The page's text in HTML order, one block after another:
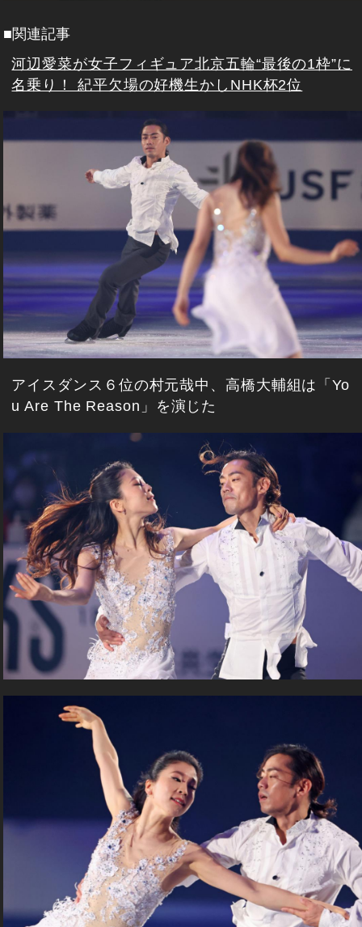
■関連記事
河辺愛菜が女子フィギュア北京五輪“最後の1枠”に
名乗り！ 紀平欠場の好機生かしNHK杯2位
アイスダンス６位の村元哉中、高橋大輔組は「Yo
u Are The Reason」を演じた